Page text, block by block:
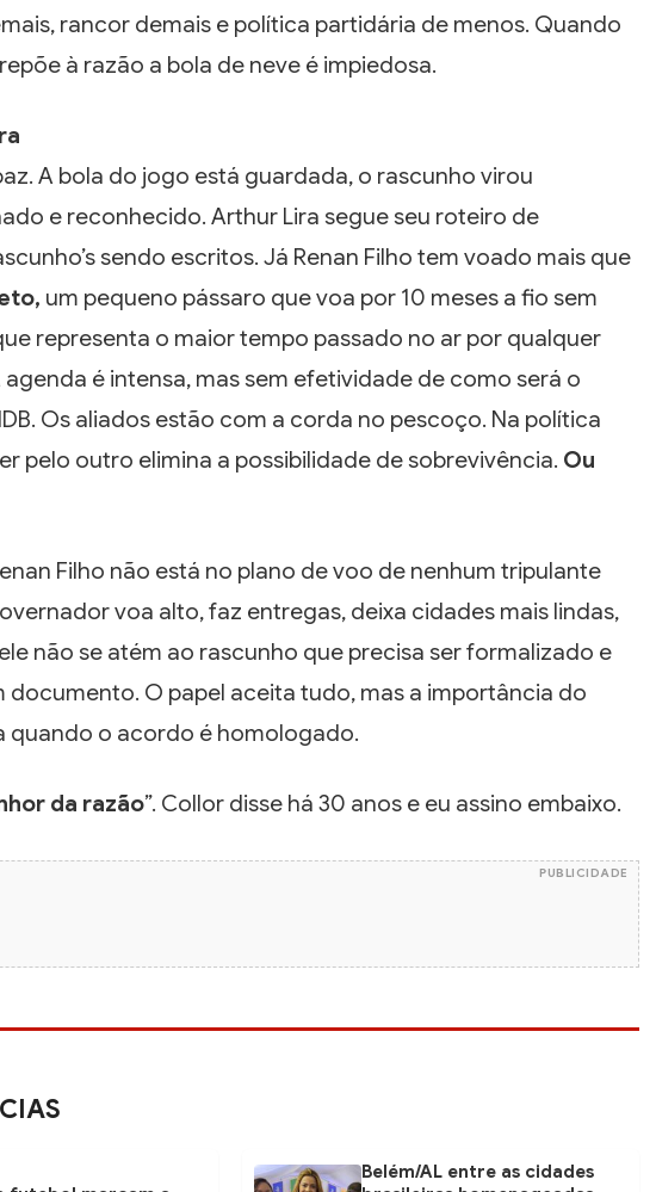
rancor demais e política partidária de menos. Quando
à razão a bola de neve é impiedosa.
A bola do jogo está guardada, o rascunho virou
e reconhecido. Arthur Lira segue seu roteiro de
sendo escritos. Já Renan Filho tem voado mais que
um pequeno pássaro que voa por 10 meses a fio sem
representa o maior tempo passado no ar por qualquer
é intensa, mas sem efetividade de como será o
Os aliados estão com a corda no pescoço. Na política
pelo outro elimina a possibilidade de sobrevivência. Ou
Filho não está no plano de voo de nenhum tripulante
voa alto, faz entregas, deixa cidades mais lindas,
não se atém ao rascunho que precisa ser formalizado e
O papel aceita tudo, mas a importância do
quando o acordo é homologado.
da razão”. Collor disse há 30 anos e eu assino embaixo.
PUBLICIDADE
Belém/AL entre as cidades